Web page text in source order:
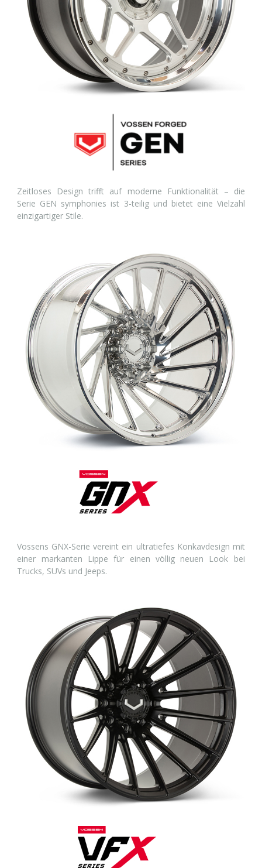
Zeitloses Design trifft auf moderne Funktionalität – die
Serie GEN symphonies ist 3-teilig und bietet eine Vielzahl
einzigartiger Stile.
Vossens GNX-Serie vereint ein ultratiefes Konkavdesign mit
einer markanten Lippe für einen völlig neuen Look bei
Trucks, SUVs und Jeeps.